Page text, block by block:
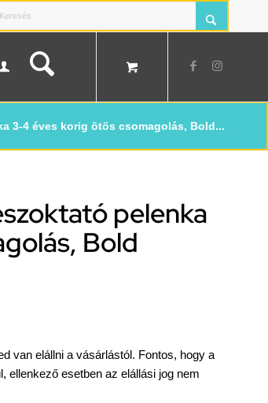
3-4 éves korig ötös csomagolás, Bold...
pelenka
Bold
van elállni a vásárlástól. Fontos, hogy a
ellenkező esetben az elállási jog nem